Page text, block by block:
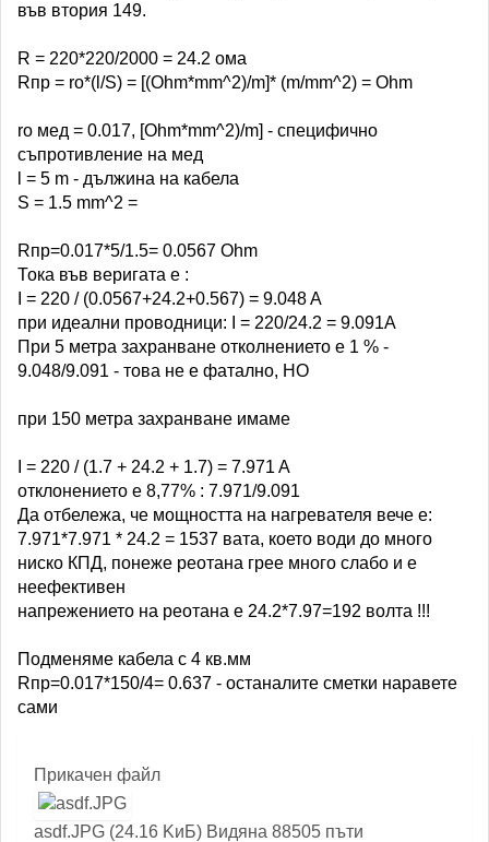
във втория 149.
R = 220*220/2000 = 24.2 ома
Rпр = ro*(l/S) = [(Ohm*mm^2)/m]* (m/mm^2) = Ohm
ro мед = 0.017, [Ohm*mm^2)/m] - специфично
съпротивление на мед
l = 5 m - дължина на кабела
S = 1.5 mm^2 =
Rпр=0.017*5/1.5= 0.0567 Оhm
Тока във веригата е :
I = 220 / (0.0567+24.2+0.567) = 9.048 A
при идеални проводници: I = 220/24.2 = 9.091A
При 5 метра захранване отколнението е 1 % -
9.048/9.091 - това не е фатално, НО
при 150 метра захранване имаме
I = 220 / (1.7 + 24.2 + 1.7) = 7.971 A
отклонението е 8,77% : 7.971/9.091
Да отбележа, че мощността на нагревателя вече е:
7.971*7.971 * 24.2 = 1537 вата, което води до много
ниско КПД, понеже реотана грее много слабо и е
неефективен
напрежението на реотана е 24.2*7.97=192 волта !!!
Подменяме кабела с 4 кв.мм
Rпр=0.017*150/4= 0.637 - останалите сметки наравете
сами
Прикачен файл
asdf.JPG (24.16 KиБ) Видяна 88505 пъти